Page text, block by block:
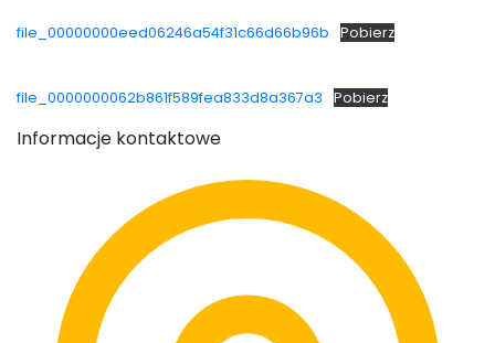
file_00000000eed06246a54f31c66d66b96b Pobierz
file_0000000062b861f589fea833d8a367a3 Pobierz
Informacje kontaktowe